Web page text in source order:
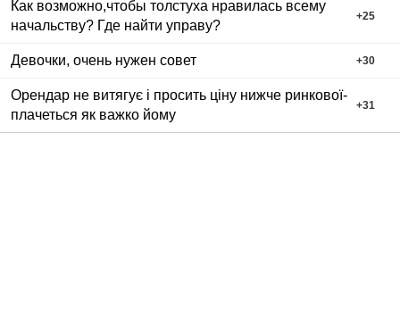
Как возможно,чтобы толстуха нравилась всему
начальству? Где найти управу?
+25
Девочки, очень нужен совет +30
Орендар не витягує і просить ціну нижче ринкової-
плачеться як важко йому
+31